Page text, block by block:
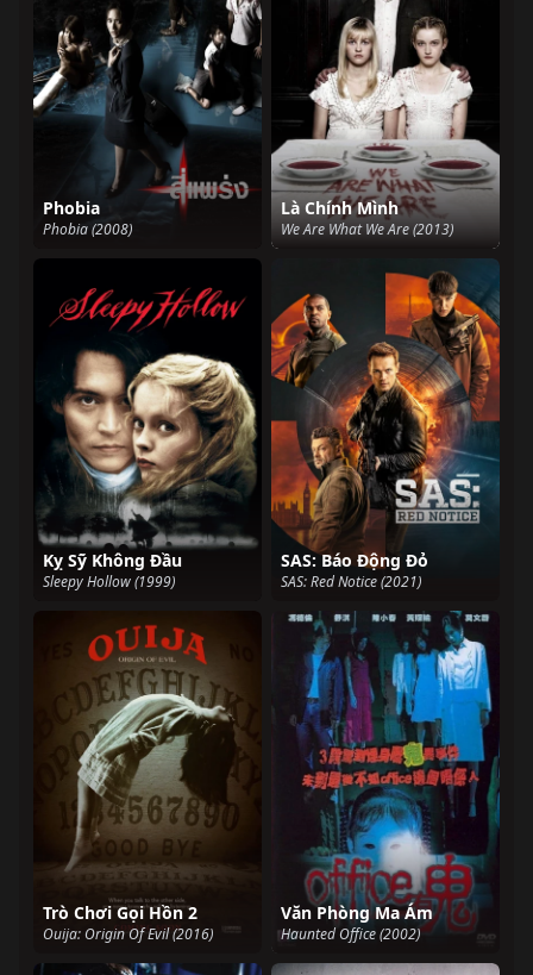
Phobia
Phobia (2008)
Là Chính Mình
We Are What We Are (2013)
Kỵ Sỹ Không Đầu
Sleepy Hollow (1999)
SAS: Báo Động Đỏ
SAS: Red Notice (2021)
Trò Chơi Gọi Hồn 2
Ouija: Origin Of Evil (2016)
Văn Phòng Ma Ám
Haunted Office (2002)